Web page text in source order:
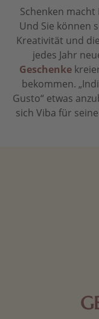
Schenken macht
Und Sie können
Kreativität und
jedes Jahr
Geschenke
bekommen.
Gusto“ etwas
sich Viba für